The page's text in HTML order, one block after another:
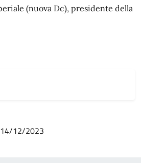
(nuova Dc), presidente della
14/12/2023